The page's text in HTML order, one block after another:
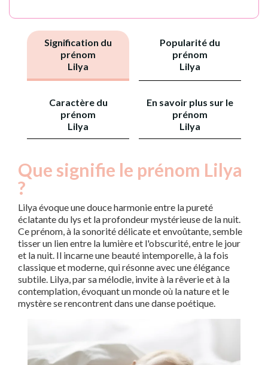
Signification du
prénom
Lilya
Popularité du
prénom
Lilya
Caractère du
prénom
Lilya
En savoir plus sur le
prénom
Lilya
Que signifie le prénom Lilya
?
Lilya évoque une douce harmonie entre la pureté
éclatante du lys et la profondeur mystérieuse de la nuit.
Ce prénom, à la sonorité délicate et envoûtante, semble
tisser un lien entre la lumière et l'obscurité, entre le jour
et la nuit. Il incarne une beauté intemporelle, à la fois
classique et moderne, qui résonne avec une élégance
subtile. Lilya, par sa mélodie, invite à la rêverie et à la
contemplation, évoquant un monde où la nature et le
mystère se rencontrent dans une danse poétique.